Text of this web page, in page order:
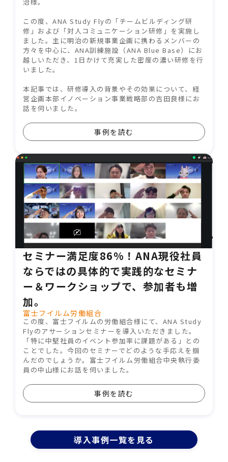
この度、ANA Study Flyの「チームビルディング研
修」および「対人コミュニケーション研修」を実施し
ました。主に明治の新規事業企画に携わるメンバーの
方々を中心に、ANA訓練施設（ANA Blue Base）にお
越しいただき、1日かけて充実した密度の濃い研修を行
いました。
本記事では、研修導入の背景やその効果について、経
営企画本部イノベーション事業戦略部の吉田良様にお
話を伺いました。
事例を読む
セミナー満足度86%！ANA現役社員
ならではの具体的で実践的なセミナ
ー＆ワークショップで、参加者も増
加。
富士フイルム労働組合
この度、富士フイルムの労働組合様にて、ANA Study
Flyのアサーションセミナーを導入いただきました。
「特に中堅社員のイベント参加率に課題がある」との
ことでした。今回のセミナーでどのような手応えを掴
んだのでしょうか。富士フイルム労働組合中央執行委
員の中山様にお話を伺いました。
事例を読む
導⼊事例⼀覧を⾒る